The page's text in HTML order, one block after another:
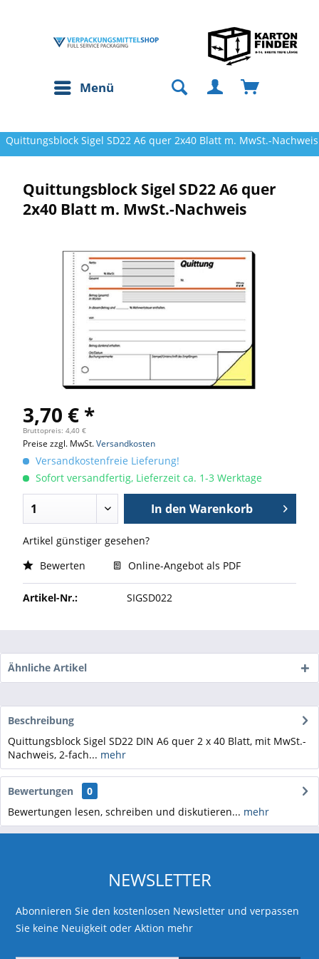
Menü
Quittungsblock Sigel SD22 A6 quer 2x40 Blatt m. MwSt.-Nachweis
Quittungsblock Sigel SD22 A6 quer
2x40 Blatt m. MwSt.-Nachweis
3,70 € *
Bruttopreis: 4,40 €
Preise zzgl. MwSt.Versandkosten
Versandkostenfreie Lieferung!
Sofort versandfertig, Lieferzeit ca. 1-3 Werktage
In den Warenkorb
Artikel günstiger gesehen?
Bewerten
Online-Angebot als PDF
Artikel-Nr.: SIGSD022
Ähnliche Artikel
Beschreibung
Quittungsblock Sigel SD22 DIN A6 quer 2 x 40 Blatt, mit MwSt.-
Nachweis, 2-fach... mehr
Bewertungen
0
Bewertungen lesen, schreiben und diskutieren... mehr
NEWSLETTER
Abonnieren Sie den kostenlosen Newsletter und verpassen
Sie keine Neuigkeit oder Aktion mehr